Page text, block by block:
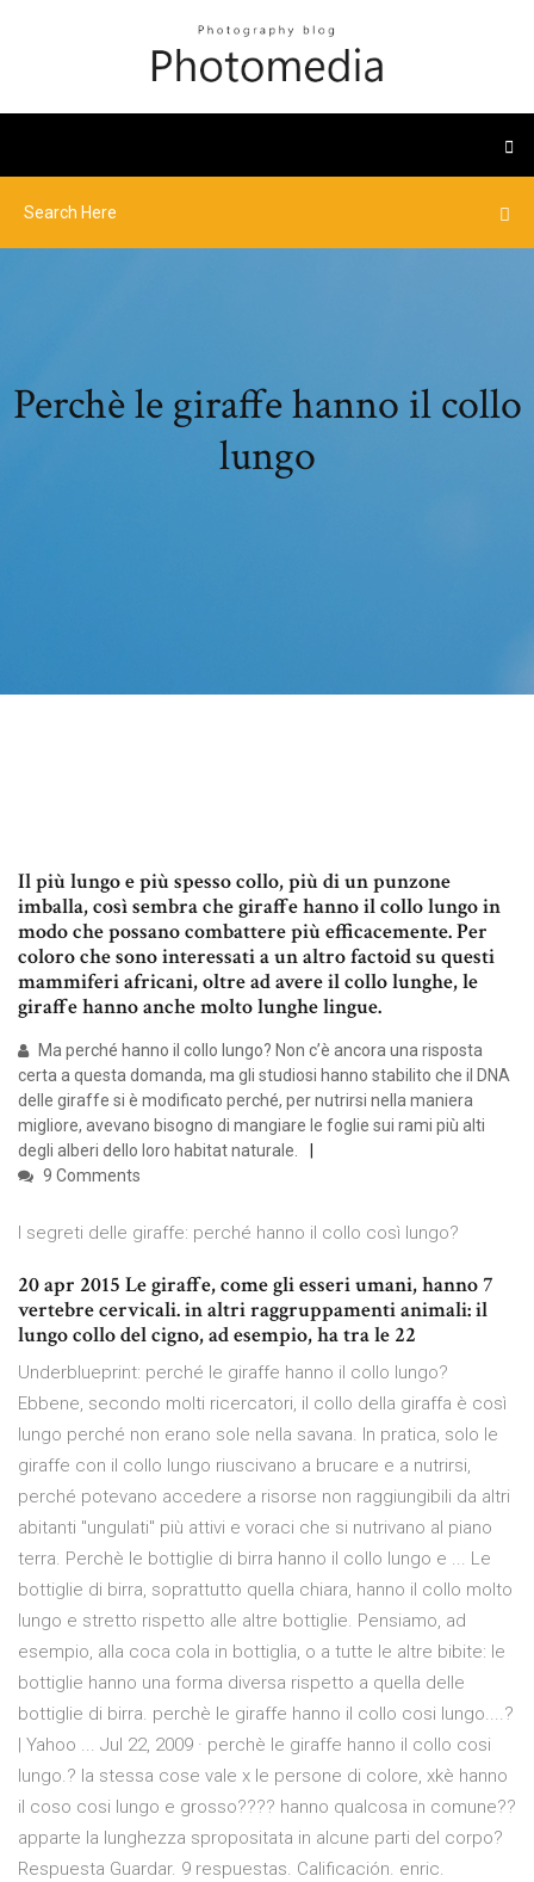
Perchè le giraffe hanno il collo
lungo
Il più lungo e più spesso collo, più di un punzone
imballa, così sembra che giraffe hanno il collo lungo in
modo che possano combattere più efficacemente. Per
coloro che sono interessati a un altro factoid su questi
mammiferi africani, oltre ad avere il collo lunghe, le
giraffe hanno anche molto lunghe lingue.
Ma perché hanno il collo lungo? Non c’è ancora una risposta
certa a questa domanda, ma gli studiosi hanno stabilito che il DNA
delle giraffe si è modificato perché, per nutrirsi nella maniera
migliore, avevano bisogno di mangiare le foglie sui rami più alti
degli alberi dello loro habitat naturale.
9 Comments
I segreti delle giraffe: perché hanno il collo così lungo?
20 apr 2015 Le giraffe, come gli esseri umani, hanno 7
vertebre cervicali. in altri raggruppamenti animali: il
lungo collo del cigno, ad esempio, ha tra le 22
Underblueprint: perché le giraffe hanno il collo lungo?
Ebbene, secondo molti ricercatori, il collo della giraffa è così
lungo perché non erano sole nella savana. In pratica, solo le
giraffe con il collo lungo riuscivano a brucare e a nutrirsi,
perché potevano accedere a risorse non raggiungibili da altri
abitanti "ungulati" più attivi e voraci che si nutrivano al piano
terra. Perchè le bottiglie di birra hanno il collo lungo e ... Le
bottiglie di birra, soprattutto quella chiara, hanno il collo molto
lungo e stretto rispetto alle altre bottiglie. Pensiamo, ad
esempio, alla coca cola in bottiglia, o a tutte le altre bibite: le
bottiglie hanno una forma diversa rispetto a quella delle
bottiglie di birra. perchè le giraffe hanno il collo cosi lungo....?
| Yahoo ... Jul 22, 2009 · perchè le giraffe hanno il collo cosi
lungo.? la stessa cose vale x le persone di colore, xkè hanno
il coso cosi lungo e grosso???? hanno qualcosa in comune??
apparte la lunghezza spropositata in alcune parti del corpo?
Respuesta Guardar. 9 respuestas. Calificación. enric.